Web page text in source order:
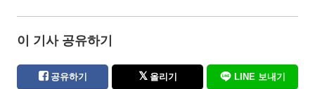
이 기사 공유하기
공유하기 올리기 LINE 보내기